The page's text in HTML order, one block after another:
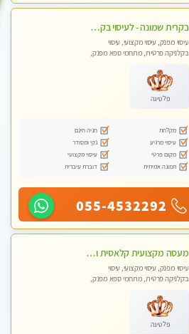
בקרית שמונה - לעיסוי בקליניקה פרטית לחלוטין, מעסה איכותית ומיוחדת ברמה גבוהה מאוד
עיסוי מפנק, עיסוי מקצועי, עיסוי
בקלניקה פרטית, מתחמי ספא מפנק,
פלטינה
מקלחת
חניה חינם
עיסוי מרגיע
נקי ומסודר
מקום פרטי
עיסוי מקצועי
תמונה אמיתית
דוברת עיברית
055-4532292
מעסה מקצועית קלאסית ומפנקת בחיפה
עיסוי מפנק, עיסוי מקצועי, עיסוי
בקלניקה פרטית, מתחמי ספא מפנק,
פלטינה